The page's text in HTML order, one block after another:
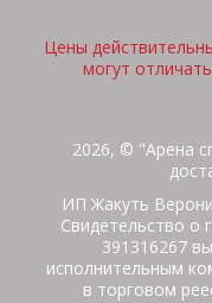
Цены
могут
2026, © "Арена
ИП Жакуть
Свидетельство о
391316267
исполнительным
в торговом